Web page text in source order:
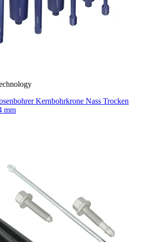
Kernbohrkrone Nass Trocken
mm